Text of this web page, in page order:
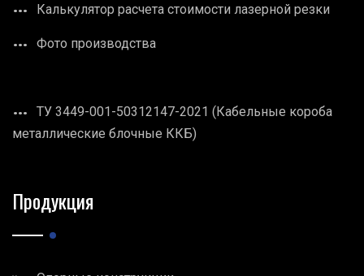
Калькулятор расчета стоимости лазерной резки
Фото производства
ТУ 3449-001-50312147-2021 (Кабельные короба
металлические блочные ККБ)
Продукция